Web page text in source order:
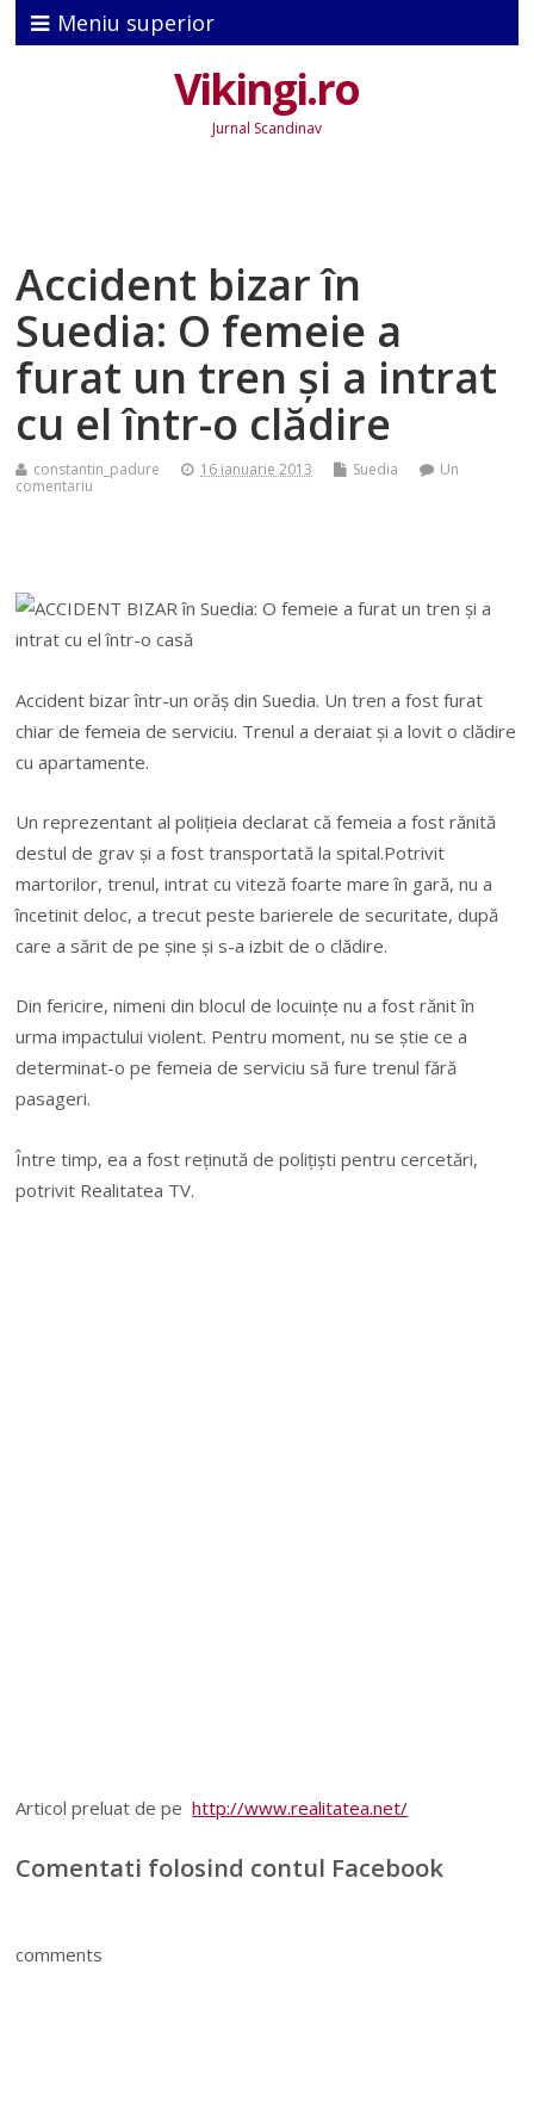
Meniu superior
Vikingi.ro
Jurnal Scandinav
Accident bizar în
Suedia: O femeie a
furat un tren şi a intrat
cu el într-o clădire
constantin_padure 16 ianuarie 2013 Suedia
Un
comentariu
Accident bizar într-un orăş din Suedia. Un tren a fost furat
chiar de femeia de serviciu. Trenul a deraiat şi a lovit o clădire
cu apartamente.
Un reprezentant al poliţieia declarat că femeia a fost rănită
destul de grav şi a fost transportată la spital.Potrivit
martorilor, trenul, intrat cu viteză foarte mare în gară, nu a
încetinit deloc, a trecut peste barierele de securitate, după
care a sărit de pe şine şi s-a izbit de o clădire.
Din fericire, nimeni din blocul de locuinţe nu a fost rănit în
urma impactului violent. Pentru moment, nu se ştie ce a
determinat-o pe femeia de serviciu să fure trenul fără
pasageri.
Între timp, ea a fost reţinută de poliţişti pentru cercetări,
potrivit Realitatea TV.
Articol preluat de pehttp://www.realitatea.net/
Comentati folosind contul Facebook
comments